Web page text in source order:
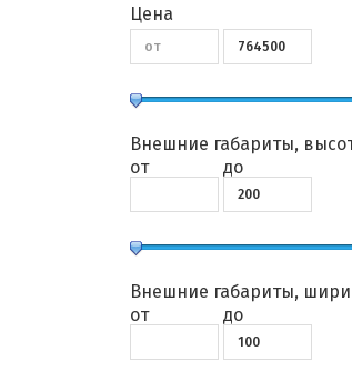
Цена
Внешние габариты,
от
до
Внешние габариты,
от
до